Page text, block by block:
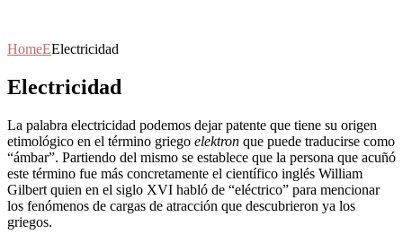
HomeEElectricidad
Electricidad
La palabra electricidad podemos dejar patente que tiene su origen
etimológico en el término griego elektron que puede traducirse como
“ámbar”. Partiendo del mismo se establece que la persona que acuñó
este término fue más concretamente el científico inglés William
Gilbert quien en el siglo XVI habló de “eléctrico” para mencionar
los fenómenos de cargas de atracción que descubrieron ya los
griegos.